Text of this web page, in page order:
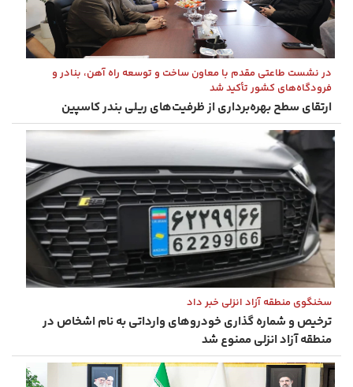
در نشست طاعتی‌ مقدم با معاون ساخت و توسعه راه ‌آهن، بنادر و
فرودگاه‌های کشور تأکید شد
ارتقای سطح بهره‌برداری از ظرفیت‌های ریلی بندر كاسپین
سخنگوی منطقه آزاد انزلی خبر داد
ترخیص و شماره ‌گذاری خودروهای وارداتی به نام اشخاص در
منطقه آزاد انزلی ممنوع شد